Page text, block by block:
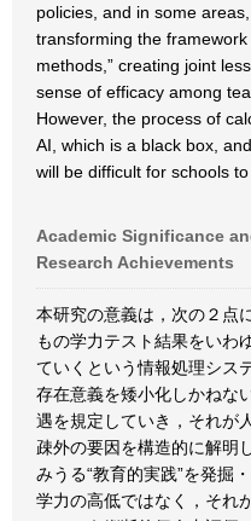
policies, and in some
transforming the
methods,” creating joint
sense of efficacy among
However, the process of
AI, which is a black box,
will be difficult for schools
Academic Significance
Research Achievements
本研究の意義は，次の２点
もの学力テスト結果をいわ
ていくという情報処理シス
存在意義を矮小化しかねな
遇を規定していき，それが
疎外の要因を構造的に解明
みうる“教育的実践”を発掘
学力の高低ではなく，それ